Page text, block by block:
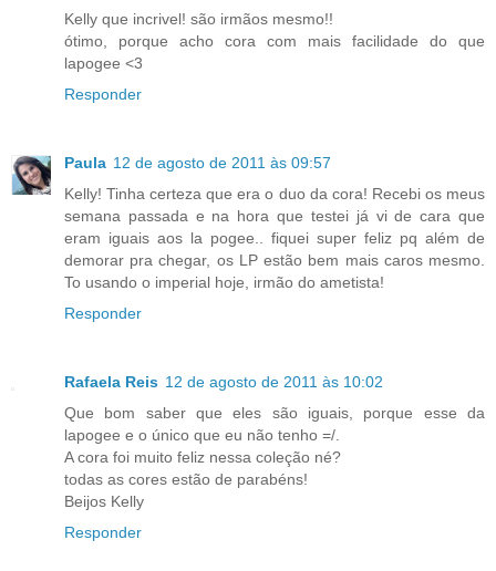
Kelly que incrivel! são irmãos mesmo!!
ótimo, porque acho cora com mais facilidade do que
lapogee <3
Responder
Paula 12 de agosto de 2011 às 09:57
Kelly! Tinha certeza que era o duo da cora! Recebi os meus
semana passada e na hora que testei já vi de cara que
eram iguais aos la pogee.. fiquei super feliz pq além de
demorar pra chegar, os LP estão bem mais caros mesmo.
To usando o imperial hoje, irmão do ametista!
Responder
Rafaela Reis 12 de agosto de 2011 às 10:02
Que bom saber que eles são iguais, porque esse da
lapogee e o único que eu não tenho =/.
A cora foi muito feliz nessa coleção né?
todas as cores estão de parabéns!
Beijos Kelly
Responder